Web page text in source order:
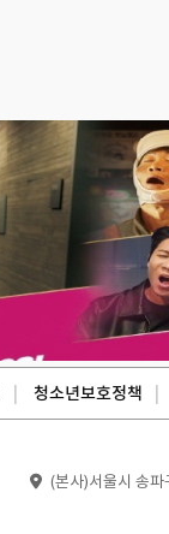
청소년보호정책
(본사)서울시 송